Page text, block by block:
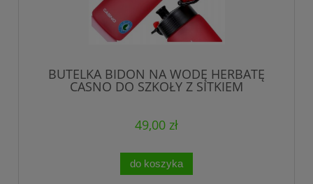
BUTELKA BIDON NA WODĘ HERBATĘ
CASNO DO SZKOŁY Z SITKIEM
49,00 zł
do koszyka